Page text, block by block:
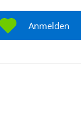
Anmelden